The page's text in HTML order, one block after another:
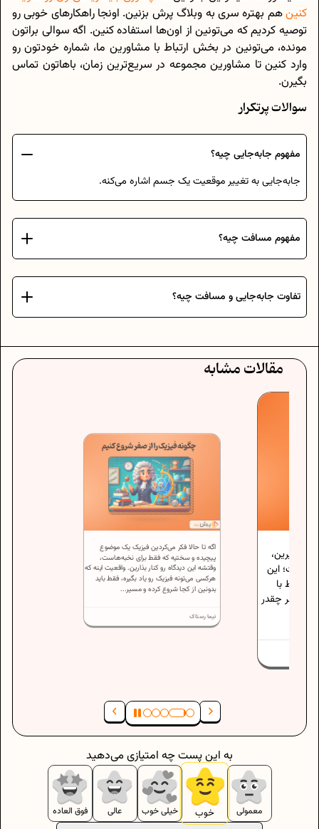
کنینهم بهتره سری به وبلاگ پرش بزنین. اونجا راهکارهای خوبی رو
توصیه کردیم که می‌تونین از اون‌ها استفاده کنین. اگه سوالی براتون
مونده، می‌تونین در بخش ارتباط با مشاورین ما، شماره خودتون رو
وارد کنین تا مشاورین مجموعه در سریع‌ترین زمان، باهاتون تماس
بگیرن.
سوالات پرتکرار
مفهوم جابه‌جایی چیه؟
جابه‌جایی به تغییر موقعیت یک جسم اشاره می‌کنه.
مفهوم مسافت چیه؟
تفاوت جابه‌جایی و مسافت چیه؟
مقالات مشابه
بگیرین،
نیست؛ این
فقط با
هر چقدر
اگه تا حالا فکر می‌کردین فیزیک یک موضوع
پیچیده و سختیه که فقط برای نخبه‌هاست،
وقتشه این دیدگاه رو کنار بذارین. واقعیت اینه که
هرکسی می‌تونه فیزیک رو یاد بگیره، فقط باید
بدونین از کجا شروع کرده و مسیر...
نیما رستاک
معمولی خوب خیلی خوب عالی فوق العاده
به این پست چه امتیازی می‌دهید